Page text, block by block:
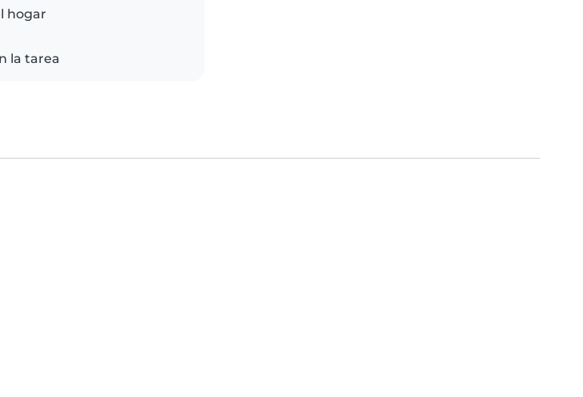
hogar
la tarea